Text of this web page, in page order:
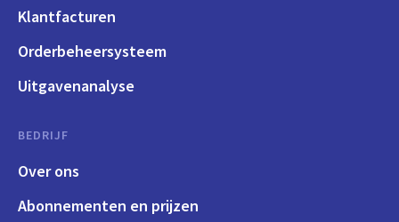
Klantfacturen
Orderbeheersysteem
Uitgavenanalyse
BEDRIJF
Over ons
Abonnementen en prijzen